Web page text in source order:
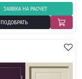
ЗАЯВКА НА РАСЧЕТ
ПОДОБРАТЬ